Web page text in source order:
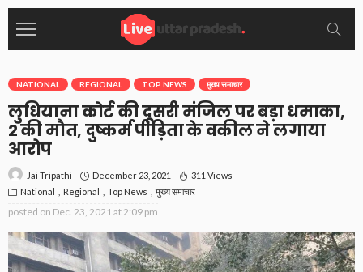
NATIONAL REGIONAL TOP NEWS मुख्य समाचार
लुधियाना कोर्ट की दूसरी मंजिल पर बड़ा धमाका,
2 की मौत, दुष्कर्म पीड़िता के वकील ने लगाया
आरोप
Jai Tripathi December 23, 2021
311 Views
National
Regional Top News मुख्य समाचार
posted on Dec. 23, 2021 at 2:09 pm